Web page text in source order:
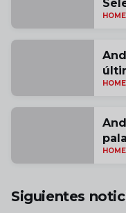
HOME
HOME
por
HOME
Siguientes